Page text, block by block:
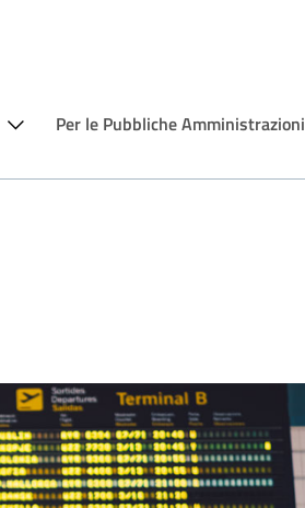
Per le Pubbliche Amministrazioni